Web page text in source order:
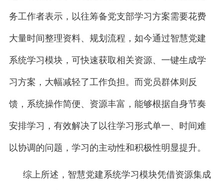
务工作者表示，以往筹备党支部学习方案需要花费
大量时间整理资料、规划流程，如今通过智慧党建
系统学习模块，可快速获取相关资源、一键生成学
习方案，大幅减轻了工作负担。而党员群体则反
馈，系统操作简便、资源丰富，能够根据自身节奏
安排学习，有效解决了以往学习形式单一、时间难
以协调的问题，学习的主动性和积极性明显提升。
综上所述，智慧党建系统学习模块凭借资源集成